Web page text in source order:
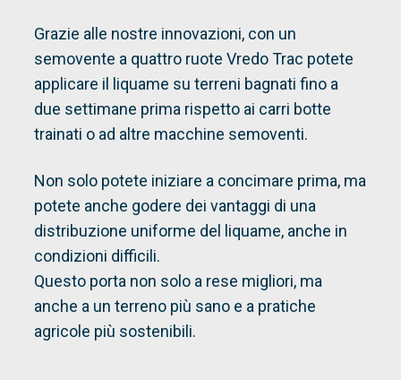
Grazie alle nostre innovazioni, con un
semovente a quattro ruote Vredo Trac potete
applicare il liquame su terreni bagnati fino a
due settimane prima rispetto ai carri botte
trainati o ad altre macchine semoventi.
Non solo potete iniziare a concimare prima, ma
potete anche godere dei vantaggi di una
distribuzione uniforme del liquame, anche in
condizioni difficili.
Questo porta non solo a rese migliori, ma
anche a un terreno più sano e a pratiche
agricole più sostenibili.